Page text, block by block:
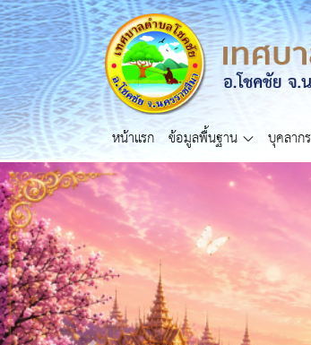
หน้าแรก ข้อมูลพื้นฐาน บุคลากร